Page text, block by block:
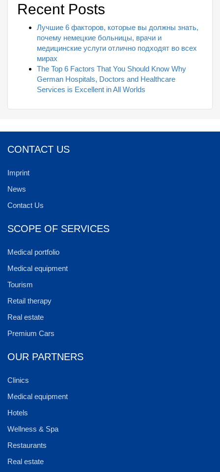
Recent Posts
Лучшие 6 факторов, которые вы должны знать,
почему немецкие больницы, врачи и
медицинские услуги отлично подходят во всех
мирах
The Top 6 Factors That You Should Know Why
German Hospitals, Doctors and Healthcare
Services is Excellent in All Worlds
CONTACT US
Imprint
News
Contact Us
SCOPE OF SERVICES
Medical portfolio
Medical equipment
Tourism
Retail therapy
Real estate
Premium Cars
OUR PARTNERS
Clinics
Medical equipment
Hotels
Wellness & Spa
Restaurants
Real estate